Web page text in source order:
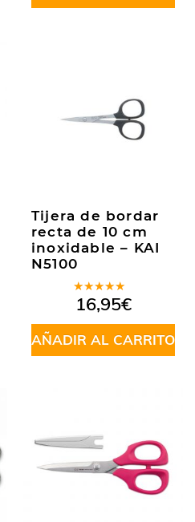
Tijera de bordar
recta de 10 cm
inoxidable – KAI
N5100
Valorado
en5.00de
5
16,95€
AÑADIR AL CARRITO